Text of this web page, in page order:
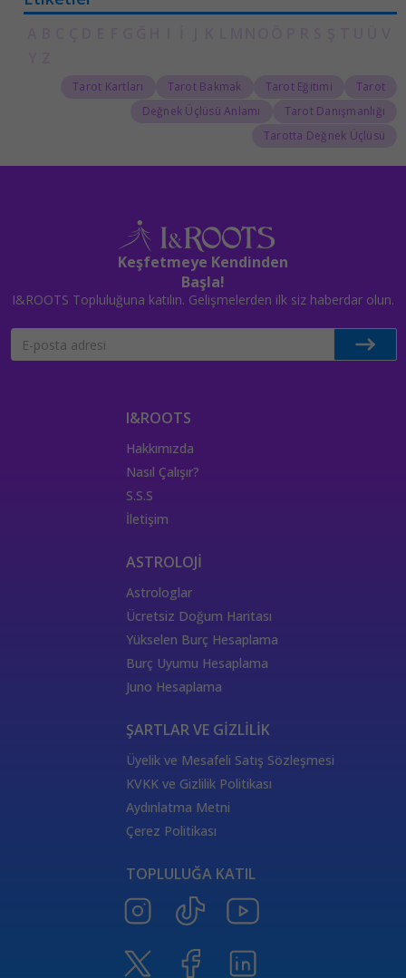
Tarot
Tarot Eğitimi
Tarot Bakmak
Tarot Kartları
Tarot Danışmanlığı
Değnek Üçlüsü Anlamı
Tarotta Değnek Üçlüsü
Keşfetmeye Kendinden
Başla!
I&ROOTS Topluluğuna katılın. Gelişmelerden ilk siz haberdar olun.
I&ROOTS
Hakkımızda
Nasıl Çalışır?
S.S.S
İletişim
ASTROLOJİ
Astrologlar
Ücretsiz Doğum Haritası
Yükselen Burç Hesaplama
Burç Uyumu Hesaplama
Juno Hesaplama
ŞARTLAR VE GİZLİLİK
Üyelik ve Mesafeli Satış Sözleşmesi
KVKK ve Gizlilik Politikası
Aydınlatma Metni
Çerez Politikası
TOPLULUĞA KATIL